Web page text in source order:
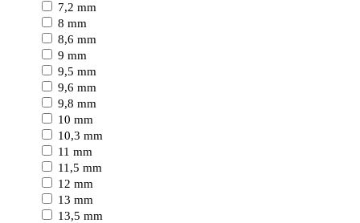
7,2 mm
8 mm
8,6 mm
9 mm
9,5 mm
9,6 mm
9,8 mm
10 mm
10,3 mm
11 mm
11,5 mm
12 mm
13 mm
13,5 mm